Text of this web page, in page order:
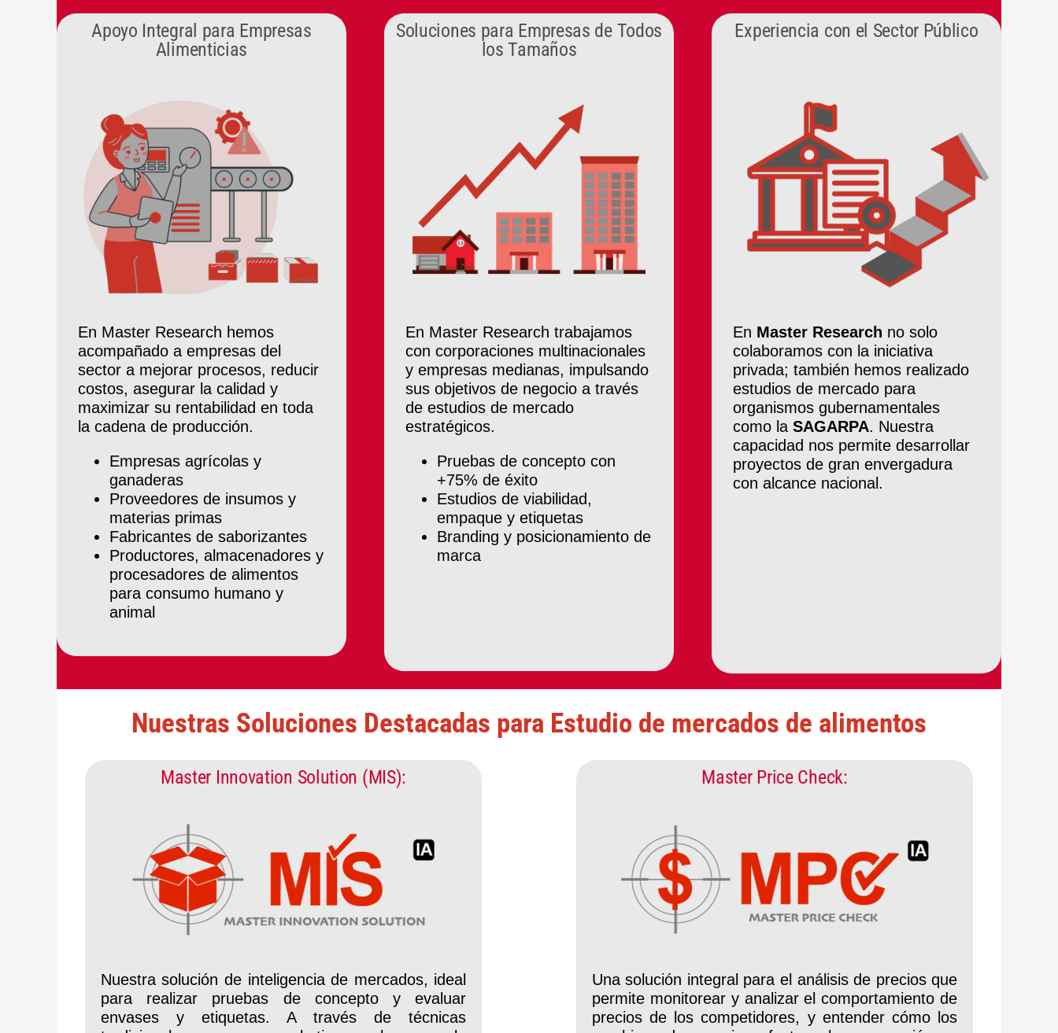
Apoyo Integral para Empresas
Alimenticias
En Master Research hemos
acompañado a empresas del
sector a mejorar procesos, reducir
costos, asegurar la calidad y
maximizar su rentabilidad en toda
la cadena de producción.
Empresas agrícolas y
ganaderas
Proveedores de insumos y
materias primas
Fabricantes de saborizantes
Productores, almacenadores y
procesadores de alimentos
para consumo humano y
animal
Soluciones para Empresas de Todos
los Tamaños
En Master Research trabajamos
con corporaciones multinacionales
y empresas medianas, impulsando
sus objetivos de negocio a través
de estudios de mercado
estratégicos.
Pruebas de concepto con
+75% de éxito
Estudios de viabilidad,
empaque y etiquetas
Branding y posicionamiento de
marca
Experiencia con el Sector Público
En Master Research no solo
colaboramos con la iniciativa
privada; también hemos realizado
estudios de mercado para
organismos gubernamentales
como laSAGARPA. Nuestra
capacidad nos permite desarrollar
proyectos de gran envergadura
con alcance nacional.
Nuestras Soluciones Destacadas para Estudio de mercados de alimentos
Master Innovation Solution (MIS):
Nuestra solución de inteligencia de mercados, ideal
para realizar pruebas de concepto y evaluar
envases y etiquetas. A través de técnicas
Master Price Check:
Una solución integral para el análisis de precios que
permite monitorear y analizar el comportamiento de
precios de los competidores, y entender cómo los